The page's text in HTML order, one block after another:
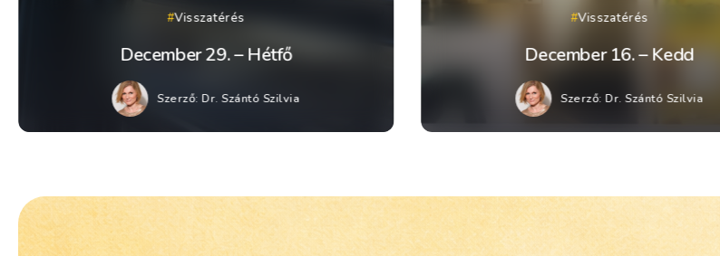
Visszatérés
December 29. – Hétfő
Szerző: Dr. Szántó Szilvia
Visszatérés
December 16. – Kedd
Szerző: Dr. Szántó Szilvia